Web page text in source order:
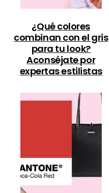
¿Qué colores
combinan con el gris
para tu look?
Aconséjate por
expertas estilistas